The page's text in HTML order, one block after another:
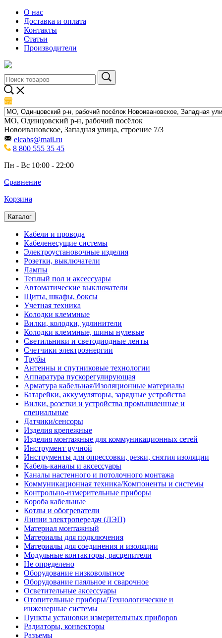
О нас
Доставка и оплата
Контакты
Статьи
Производители
МО, Одинцовский р-н, рабочий посёлок
Новоивановское, Западная улица, строение 7/3
elcabs@mail.ru
8 800 555 35 45
Пн - Вс 10:00 - 22:00
Сравнение
Корзина
Каталог
Кабели и провода
Кабеленесущие системы
Электроустановочные изделия
Розетки, выключатели
Лампы
Теплый пол и аксессуары
Автоматические выключатели
Щиты, шкафы, боксы
Учетная техника
Колодки клеммные
Вилки, колодки, удлинители
Колодки клеммные, шины нулевые
Светильники и светодиодные ленты
Счетчики электроэнергии
Трубы
Антенны и спутниковые технологии
Аппаратура пускорегулирующая
Арматура кабельная/Изоляционные материалы
Батарейки, аккумуляторы, зарядные устройства
Вилки, розетки и устройства промышленные и
специальные
Датчики/сенсоры
Изделия крепежные
Изделия монтажные для коммуникационных сетей
Инструмент ручной
Инструменты для опрессовки, резки, снятия изоляции
Кабель-каналы и аксессуары
Каналы настенного и потолочного монтажа
Коммуникационная техника/Компоненты и системы
Контрольно-измерительные приборы
Короба кабельные
Котлы и обогреватели
Линии электропередач (ЛЭП)
Материал монтажный
Материалы для подключения
Материалы для соединения и изоляции
Модульные контакторы, расцепители
Не определено
Оборудование низковольтное
Оборудование паяльное и сварочное
Осветительные аксессуары
Отопительные приборы/Технологические и
инженерные системы
Пункты установки измерительных приборов
Радиаторы, конвекторы
Разъемы